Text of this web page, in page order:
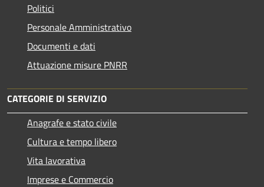
Politici
Personale Amministrativo
Documenti e dati
Attuazione misure PNRR
CATEGORIE DI SERVIZIO
Anagrafe e stato civile
Cultura e tempo libero
Vita lavorativa
Imprese e Commercio